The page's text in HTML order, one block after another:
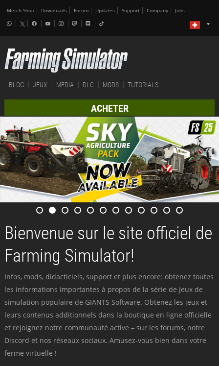
Merch-Shop Downloads Forum Updates Support Company Jobs
BLOG JEUX MEDIA DLC MODS TUTORIALS
ACHETER
Bienvenue sur le site officiel de
Farming Simulator!
Infos, mods, didacticiels, support et plus encore: obtenez toutes
les informations importantes à propos de la série de jeux de
simulation populaire de GIANTS Software. Obtenez les jeux et
leurs contenus additionnels dans la boutique en ligne officielle
et rejoignez notre communauté active – sur les forums, notre
Discord et nos réseaux sociaux. Amusez-vous bien dans votre
ferme virtuelle !